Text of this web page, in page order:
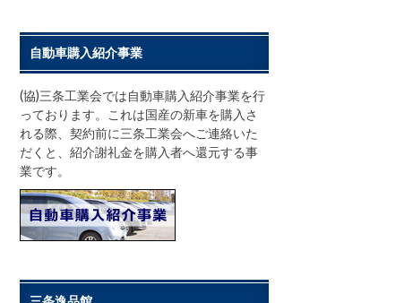
自動車購入紹介事業
(協)三条工業会では自動車購入紹介事業を行
っております。これは国産の新車を購入さ
れる際、契約前に三条工業会へご連絡いた
だくと、紹介謝礼金を購入者へ還元する事
業です。